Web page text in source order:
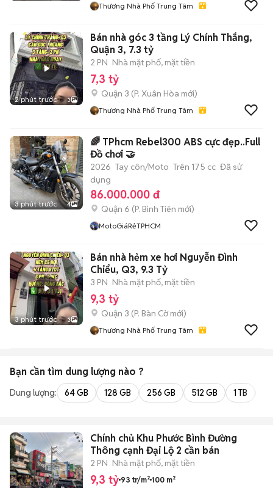
Thương Nhà Phố Trung Tâm
2 phút trước 3
Bán nhà góc 3 tầng Lý Chính Thắng,
Quận 3, 7.3 tỷ
2 PN Nhà mặt phố, mặt tiền
7,3 tỷ
Quận 3 (P. Xuân Hòa mới)
Thương Nhà Phố Trung Tâm
3 phút trước 4
🌈 TPhcm Rebel300 ABS cực đẹp..Full
Đồ chơi 🤝
2026 Tay côn/Moto Trên 175 cc Đã sử
dụng
86.000.000 đ
Quận 6 (P. Bình Tiên mới)
MotoGiáRẻTPHCM
3 phút trước 3
Bán nhà hẻm xe hơi Nguyễn Đình
Chiểu, Q3, 9.3 Tỷ
3 PN Nhà mặt phố, mặt tiền
9,3 tỷ
Quận 3 (P. Bàn Cờmới)
Thương Nhà Phố Trung Tâm
Bạn cần tìm dung lượng nào ?
Dung lượng: 64 GB 128 GB 256 GB 512 GB 1 TB
Chính chủ Khu Phước Bình Đường
Thông cạnh Đại Lộ 2 cần bán
2 PN Nhà mặt phố, mặt tiền
9,3 tỷ 93 tr/m² 100 m²